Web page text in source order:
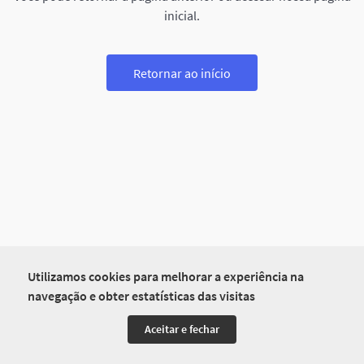
Utilizamos cookies para melhorar a experiência na
navegação e obter estatísticas das visitas
Aceitar e fechar
inicial.
Retornar ao início